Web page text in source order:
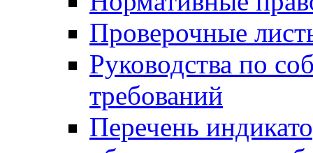
Проверочные
Руководства по
требований
Перечень